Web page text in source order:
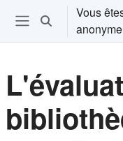
Passer au contenu
Ouvrir le menu de
Activer/
Vous